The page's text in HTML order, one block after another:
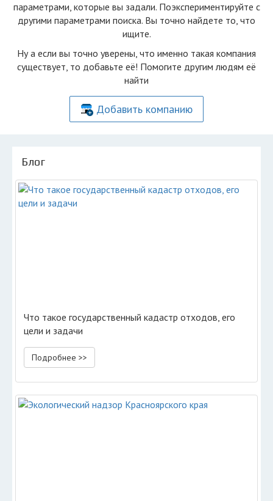
параметрами, которые вы задали. Поэкспериментируйте с
другими параметрами поиска. Вы точно найдете то, что
ищите.
Ну а если вы точно уверены, что именно такая компания
существует, то добавьте её! Помогите другим людям её
найти
Добавить компанию
Блог
Что такое государственный кадастр отходов, его
цели и задачи
Подробнее >>